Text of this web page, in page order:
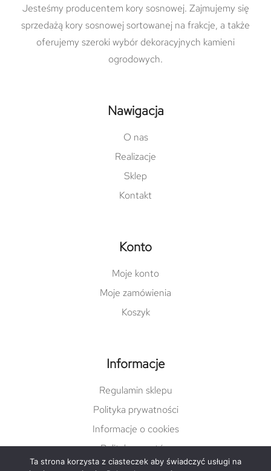
Jesteśmy producentem kory sosnowej. Zajmujemy się
sprzedażą kory sosnowej sortowanej na frakcje, a także
oferujemy szeroki wybór dekoracyjnych kamieni
ogrodowych.
Nawigacja
O nas
Realizacje
Sklep
Kontakt
Konto
Moje konto
Moje zamówienia
Koszyk
Informacje
Regulamin sklepu
Polityka prywatności
Informacje o cookies
Polityka zwrotów
Ta strona korzysta z ciasteczek aby świadczyć usługi na